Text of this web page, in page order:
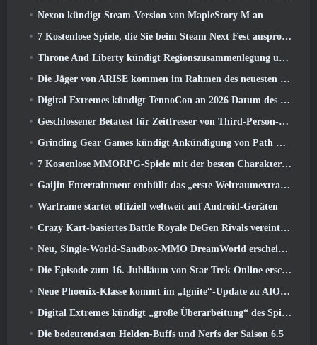
Nexon kündigt Steam-Version von MapleStory M an
7 Kostenlose Spiele, die Sie beim Steam Next Fest ausprobieren können
Throne And Liberty kündigt Regionszusammenlegung und Serverkonsolidierung an
Die Jäger von ARISE kommen im Rahmen des neuesten Kooperationsevents nach Fortnite
Digital Extremes kündigt TennoCon an 2026 Datum des Ticketverkaufs
Geschlossener Betatest für Zeitfresser von Third-Person-Shootern angekündigt
Grinding Gear Games kündigt Ankündigung von Path Of Exile an
7 Kostenlose MMORPG-Spiele mit der besten Charakteranpassung
Gaijin Entertainment enthüllt das „erste Weltraumextraktions-Actionspiel“ Star Wrath
Warframe startet offiziell weltweit auf Android-Geräten
Crazy Kart-basiertes Battle Royale DeGen Rivals vereint all die Dinge, von denen Sie wahrscheinlich nicht wussten, dass Sie sie kombiniert haben wollten
Neu, Single-World-Sandbox-MMO DreamWorld erscheint im Early Access auf Steam
Die Episode zum 16. Jubiläum von Star Trek Online erscheint als Teil des „Corruption“-Updates
Neue Phoenix-Klasse kommt im „Ignite“-Update zu AION Classic EU
Digital Extremes kündigt „große Überarbeitung“ des Spielerfortschrittssystems von Soulframe an
Die bedeutendsten Helden-Buffs und Nerfs der Saison 6.5